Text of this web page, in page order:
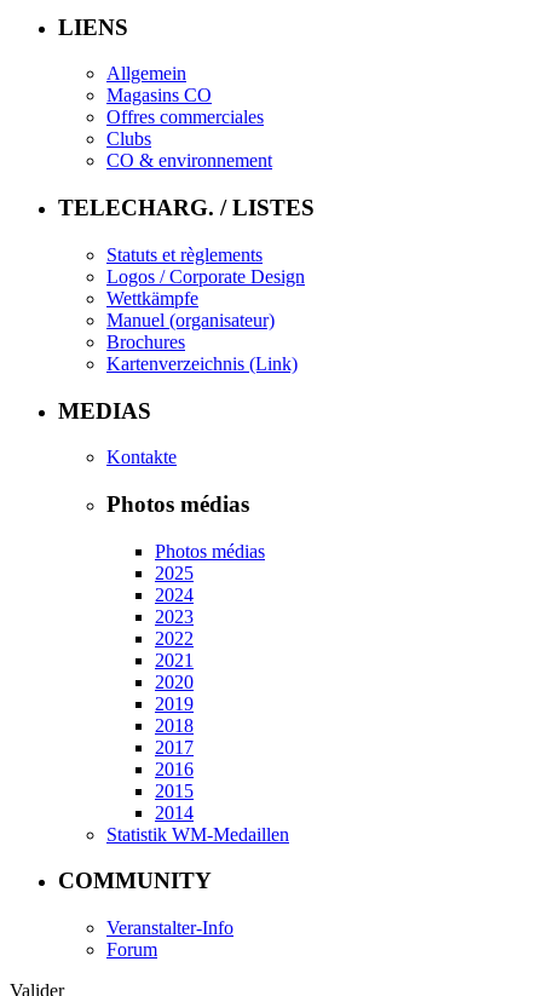
LIENS
Allgemein
Magasins CO
Offres commerciales
Clubs
CO & environnement
TELECHARG. / LISTES
Statuts et règlements
Logos / Corporate Design
Wettkämpfe
Manuel (organisateur)
Brochures
Kartenverzeichnis (Link)
MEDIAS
Kontakte
Photos médias
Photos médias
2025
2024
2023
2022
2021
2020
2019
2018
2017
2016
2015
2014
Statistik WM-Medaillen
COMMUNITY
Veranstalter-Info
Forum
Valider